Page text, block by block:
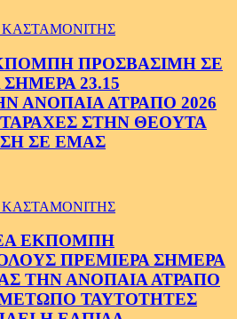
ΠΡΟΣΒΑΣΙΜΗ ΣΕ
23.15
ΑΝΟΠΑΙΑ ΑΤΡΑΠΟ 2026
ΣΤΗΝ ΘΕΟΥΤΑ
ΣΕ ΕΜΑΣ
ΕΚΠΟΜΠΗ
ΠΡΕΜΙΕΡΑ ΣΗΜΕΡΑ
ΤΗΝ ΑΝΟΠΑΙΑ ΑΤΡΑΠΟ
ΤΑΥΤΟΤΗΤΕΣ